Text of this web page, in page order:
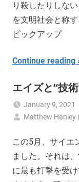
り殺したりしな
を文明社会と称
ピックアップ
Continue reading
エイズと“技
January 9, 2021
Matthew Hanley
この5月、サイエ
ました。それは
に最も打撃を受